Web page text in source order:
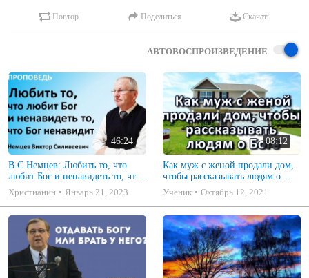
Повтор Поделиться Скачать
АВТОВОСПРОИЗВЕДЕНИЕ
46:24
В.С.Немцев: Любить то, что
любит Бог и ненавидеть то, что
Бог ненавидит / проповедь
(Пр.6:16-19)
Христианин Январь 21, 2023
08:12
Как муж с женой продали дом,
чтобы рассказывать людям о
Боге. Пример из проповеди.
Ученик Октябрь 12, 2021